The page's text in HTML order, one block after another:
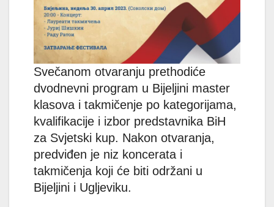
Svečanom otvaranju prethodiće
dvodnevni program u Bijeljini master
klasova i takmičenje po kategorijama,
kvalifikacije i izbor predstavnika BiH
za Svjetski kup. Nakon otvaranja,
predviđen je niz koncerata i
takmičenja koji će biti održani u
Bijeljini i Ugljeviku.